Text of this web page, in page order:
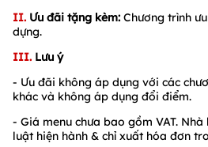
II. Ưu đãi tặng kèm: Chương trình
dựng.
III. Lưu ý
- Ưu đãi không áp dụng với các
khác và không áp dụng đổi điểm.
- Giá menu chưa bao gồm VAT. Nhà
luật hiện hành & chỉ xuất hóa đơn